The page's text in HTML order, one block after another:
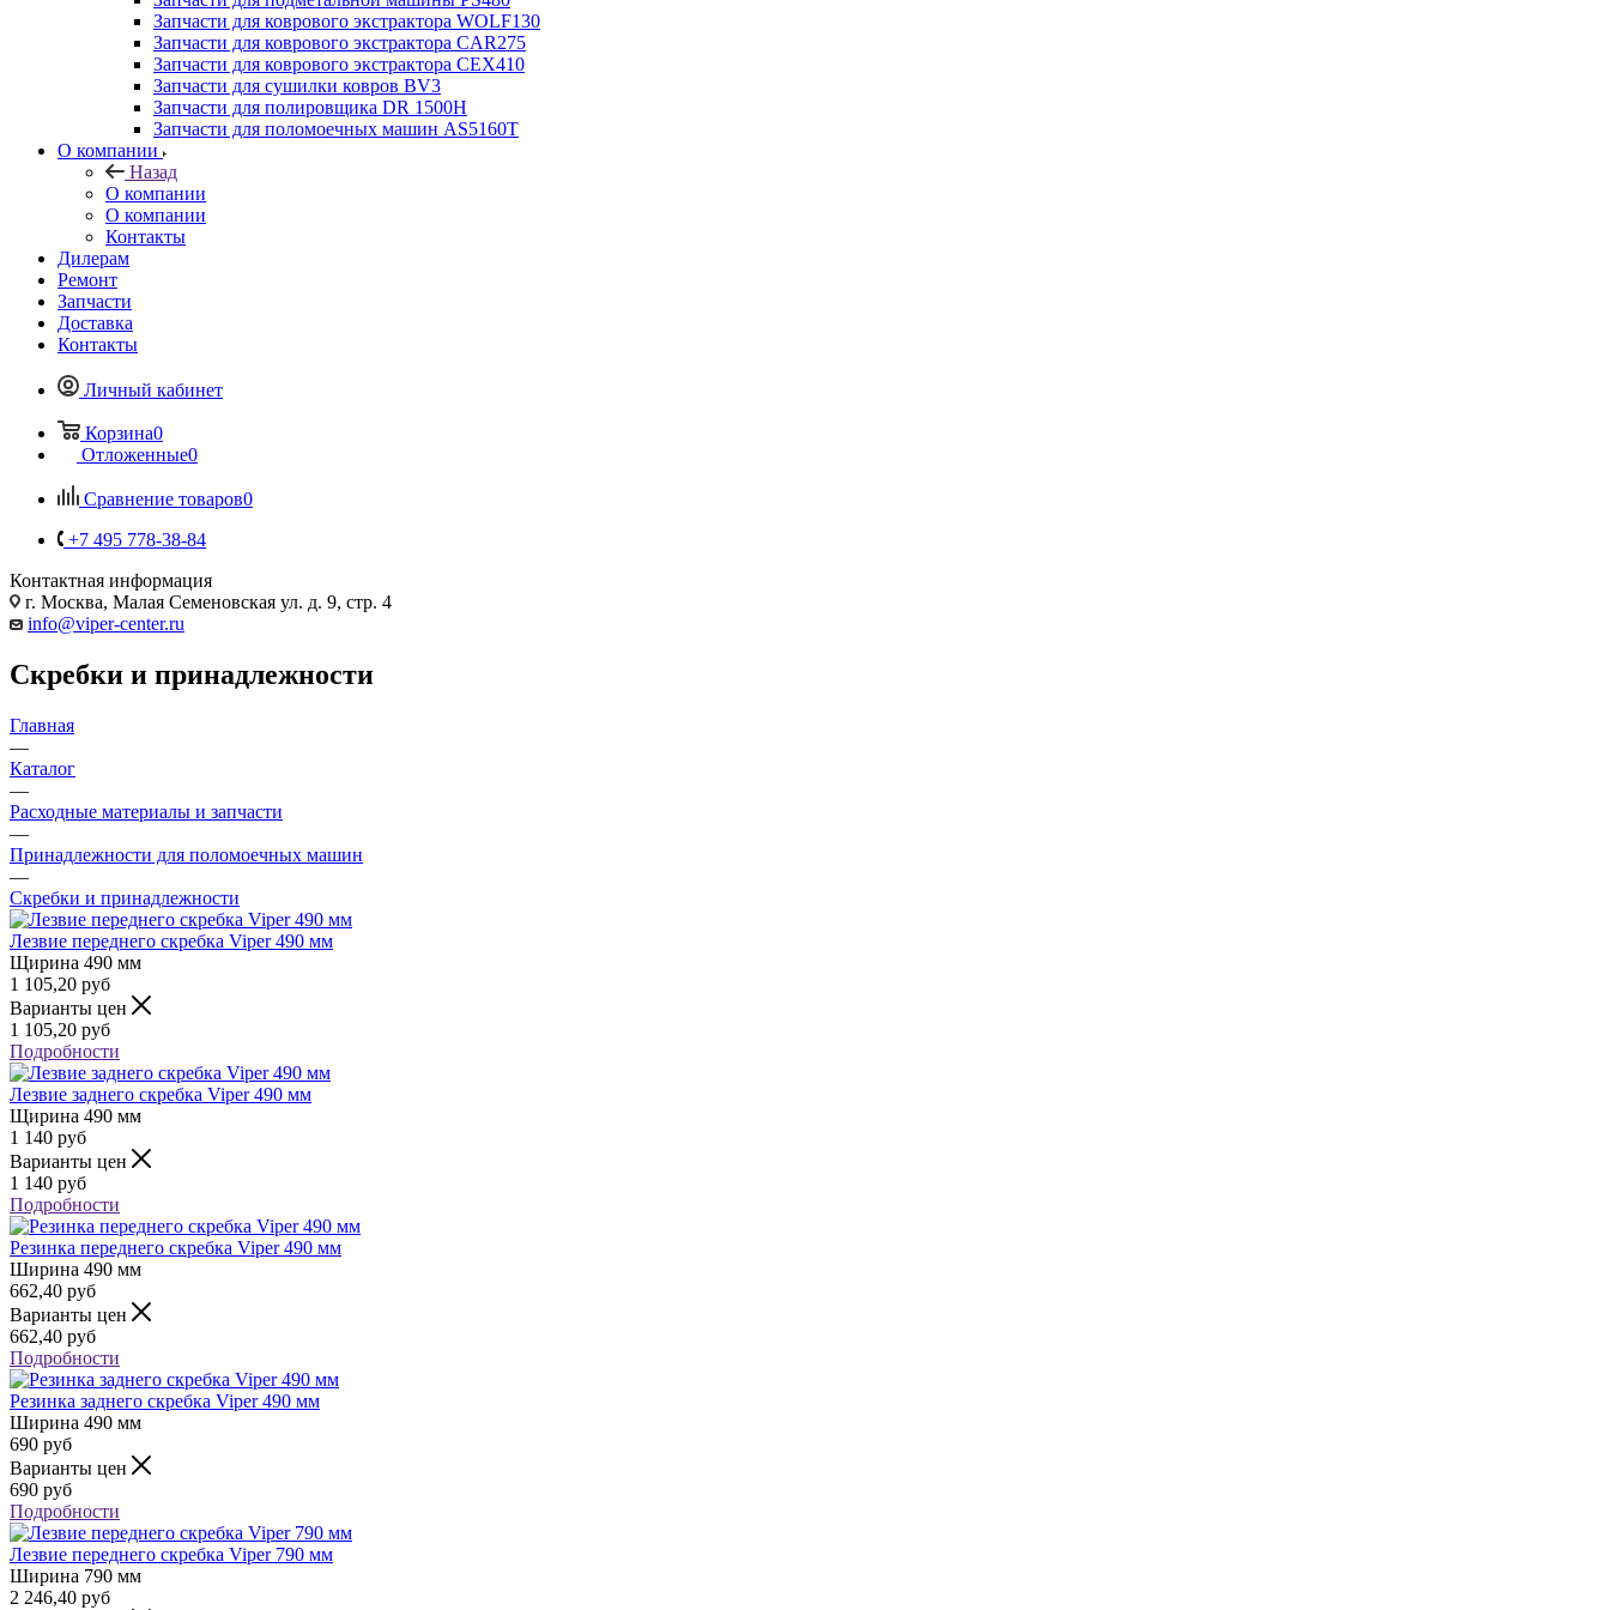
Запчасти для коврового экстрактора WOLF130
Запчасти для коврового экстрактора CAR275
Запчасти для коврового экстрактора CEX410
Запчасти для сушилки ковров BV3
Запчасти для полировщика DR 1500H
Запчасти для поломоечных машин AS5160T
О компании
Назад
О компании
О компании
Контакты
Дилерам
Ремонт
Запчасти
Доставка
Контакты
Личный кабинет
Корзина0
Отложенные0
Сравнение товаров0
+7 495 778-38-84
Контактная информация
г. Москва, Малая Семеновская ул. д. 9, стр. 4
info@viper-center.ru
Скребки и принадлежности
Главная
—
Каталог
—
Расходные материалы и запчасти
—
Принадлежности для поломоечных машин
—
Скребки и принадлежности
Лезвие переднего скребка Viper 490 мм
Щирина 490 мм
1 105,20 руб
Варианты цен
1 105,20 руб
Подробности
Лезвие заднего скребка Viper 490 мм
Щирина 490 мм
1 140 руб
Варианты цен
1 140 руб
Подробности
Резинка переднего скребка Viper 490 мм
Ширина 490 мм
662,40 руб
Варианты цен
662,40 руб
Подробности
Резинка заднего скребка Viper 490 мм
Ширина 490 мм
690 руб
Варианты цен
690 руб
Подробности
Лезвие переднего скребка Viper 790 мм
Ширина 790 мм
2 246,40 руб